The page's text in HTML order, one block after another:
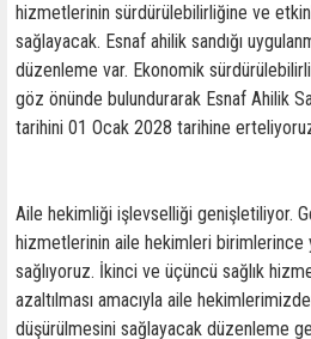
hizmetlerinin sürdürülebilirliğine ve
sağlayacak. Esnaf ahilik sandığı
düzenleme var. Ekonomik
göz önünde bulundurarak Esnaf Ahilik
tarihini 01 Ocak 2028 tarihine
Aile hekimliği işlevselliği genişletiliyor.
hizmetlerinin aile hekimleri
sağlıyoruz. İkinci ve üçüncü sağlık
azaltılması amacıyla aile
düşürülmesini sağlayacak düzenleme